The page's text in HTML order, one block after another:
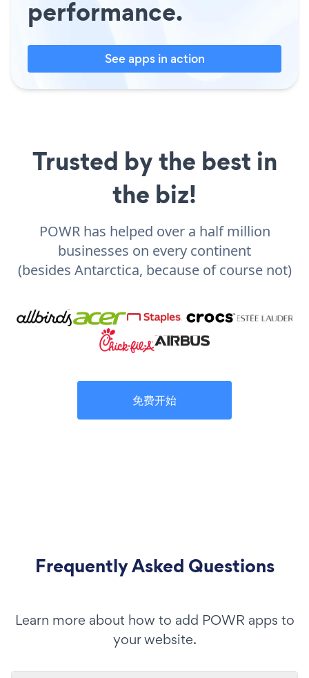
performance.
See apps in action
Trusted by the best in
the biz!
POWR has helped over a half million
businesses on every continent
(besides Antarctica, because of course not)
免费开始
Frequently Asked Questions
Learn more about how to add POWR apps to
your website.